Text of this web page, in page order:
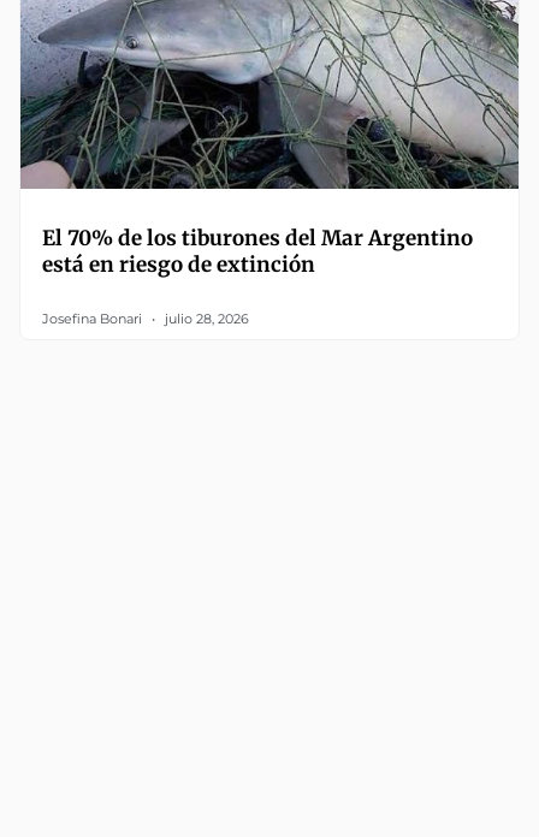
El 70% de los tiburones del Mar Argentino
está en riesgo de extinción
Josefina Bonari julio 28, 2026